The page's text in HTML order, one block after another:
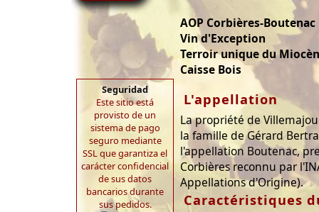
Seguridad
Este sitio está
provisto de un
sistema de pago
seguro mediante
SSL que garantiza el
carácter confidencial
de sus datos
bancarios durante
sus pedidos.
AOP Corbières-Boutenac
Vin d'Exception
Terroir unique du
Caisse Bois
L'appellation
La propriété de
la famille de Gérard
l'appellation Boutenac,
Corbières reconnu par
Appellations d'Origine).
Caractéristiques